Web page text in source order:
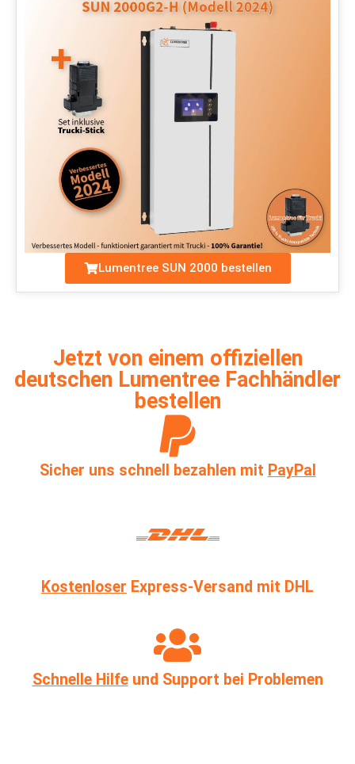
Lumentree SUN 2000 bestellen
Jetzt von einem offiziellen
deutschen Lumentree Fachhändler
bestellen
Sicher uns schnell bezahlen mit PayPal
Kostenloser Express-Versand mit DHL
Schnelle Hilfeund Support bei Problemen